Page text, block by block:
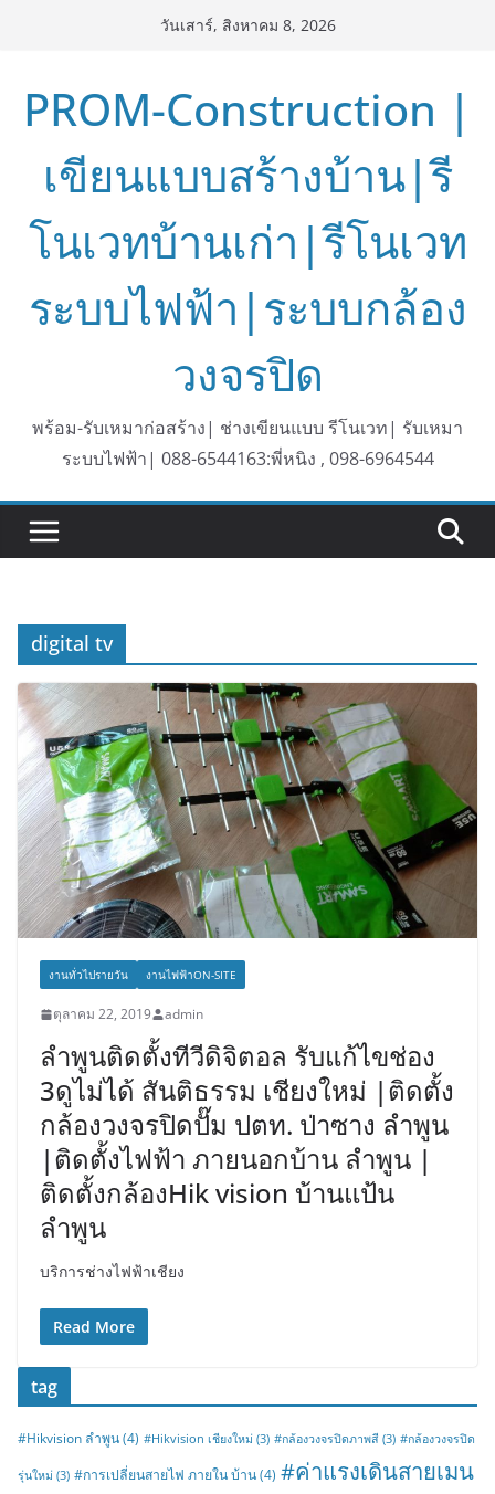
วันเสาร์, สิงหาคม 8, 2026
PROM-Construction |
เขียนแบบสร้างบ้าน|รี
โนเวทบ้านเก่า|รีโนเวท
ระบบไฟฟ้า|ระบบกล้อง
วงจรปิด
พร้อม-รับเหมาก่อสร้าง| ช่างเขียนแบบ รีโนเวท| รับเหมา
ระบบไฟฟ้า| 088-6544163:พี่หนิง , 098-6964544
digital tv
งานทั่วไปรายวัน งานไฟฟ้าON-SITE
ตุลาคม 22, 2019 admin
ลำพูนติดตั้งทีวีดิจิตอล รับแก้ไขช่อง
3ดูไม่ได้ สันติธรรม เชียงใหม่ |ติดตั้ง
กล้องวงจรปิดปั๊ม ปตท. ป่าซาง ลำพูน
|ติดตั้งไฟฟ้า ภายนอกบ้าน ลำพูน |
ติดตั้งกล้องHik vision บ้านแป้น
ลำพูน
บริการช่างไฟฟ้าเชียง
Read More
tag
#Hikvision ลำพูน(4) #Hikvision เชียงใหม่ (3) #กล้องวงจรปิดภาพสี (3) #กล้องวงจรปิด
รุ่นใหม่ (3) #การเปลี่ยนสายไฟ ภายใน บ้าน(4) #ค่าแรงเดินสายเมน